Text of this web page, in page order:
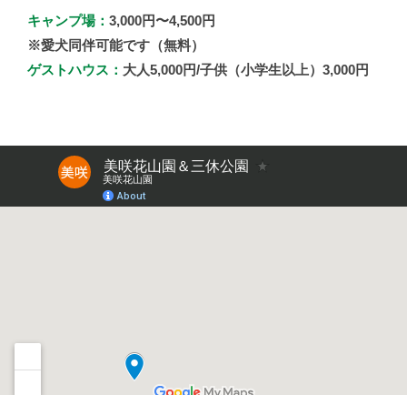
キャンプ場： 3,000円〜4,500円
※愛犬同伴可能です（無料）
ゲストハウス： 大人5,000円/子供（小学生以上）3,000円